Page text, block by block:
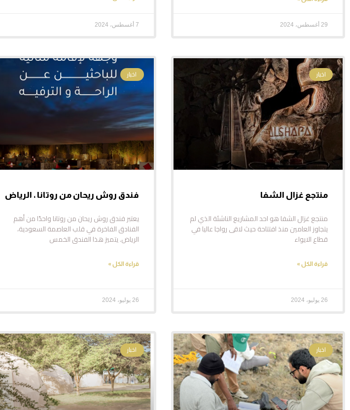
29 أغسطس، 2024 7 أغسطس، 2024
اخبار
منتجع غزال الشفا
منتجع غزال الشفا هو احد المشاريع الناشئة الذي لم
يتجاوز العامين منذ افتتاحة حيث لاقى رواجا عاليا في
قطاع الايواء
قراءة الكل »
26 يوليو، 2024
اخبار
فندق روش ريحان من روتانا ، الرياض
يعتبر فندق روش ريحان من روتانا واحدًا من أهم
الفنادق الفاخرة في قلب العاصمة السعودية،
الرياض. يتميز هذا الفندق الخمس
قراءة الكل »
26 يوليو، 2024
اخبار اخبار